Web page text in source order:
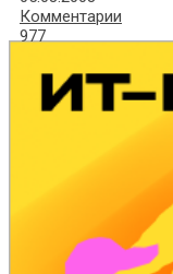
Комментарии
977